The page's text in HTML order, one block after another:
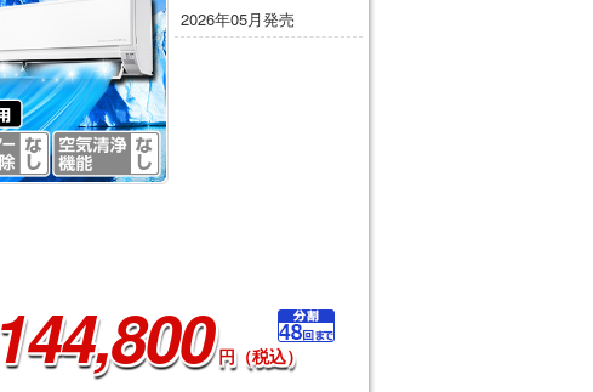
2026年05月発売
144,800 円（税込）